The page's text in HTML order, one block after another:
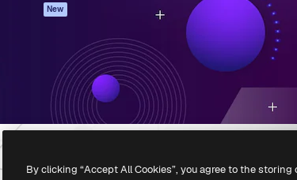
New
ferramentas
Central de
confiabilidade
Afiliados
Empresas
Vender
Sala de
Todos os direitos reservados.
By clicking “Accept All Cookies”, you agree to the